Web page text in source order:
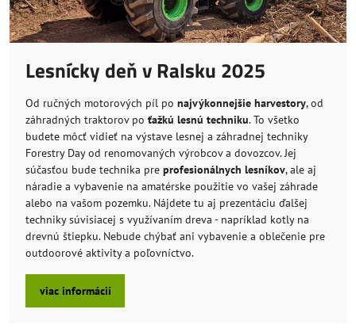
Lesnícky deň v Ralsku 2025
Od ručných motorových píl po najvýkonnejšie harvestory, od
záhradných traktorov po ťažkú lesnú techniku. To všetko
budete môcť vidieť na výstave lesnej a záhradnej techniky
Forestry Day od renomovaných výrobcov a dovozcov. Jej
súčasťou bude technika pre profesionálnych lesníkov, ale aj
náradie a vybavenie na amatérske použitie vo vašej záhrade
alebo na vašom pozemku. Nájdete tu aj prezentáciu ďalšej
techniky súvisiacej s využívaním dreva - napríklad kotly na
drevnú štiepku. Nebude chýbať ani vybavenie a oblečenie pre
outdoorové aktivity a poľovníctvo.
viac informácií